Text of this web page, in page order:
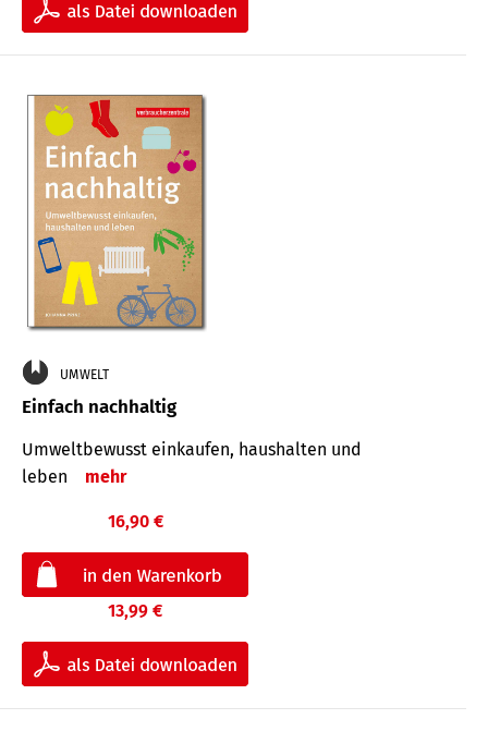
UMWELT
Einfach nachhaltig
Umweltbewusst einkaufen, haushalten und
leben
mehr
16,90 €
13,99 €